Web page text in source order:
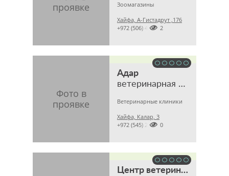
Зоомагазины
Хайфа, А-Гистадрут ,176

+972 (506) 491492
Адар
ветеринарная клиника
Ветеринарные клиники
Хайфа, Калар, 3

+972 (545) 246060
Центр ветеринарных врачей